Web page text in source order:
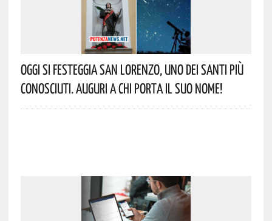
Oggi Si Festeggia San Lorenzo, Uno Dei Santi Più
Conosciuti. Auguri A Chi Porta Il Suo Nome!